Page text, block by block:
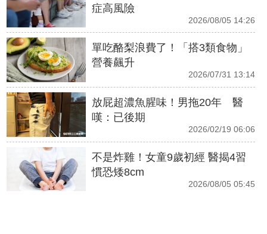
症高風險
2026/08/05 14:26
單吃酪梨浪費了！「搭3類食物」
營養飆升
2026/07/31 13:14
放屁超濃魚腥味！男拖20年 醫
嘆：已後期
2026/02/19 06:06
不是炸雞！女童9歲初經 醫揭4習
慣恐矮8cm
2026/08/05 05:45